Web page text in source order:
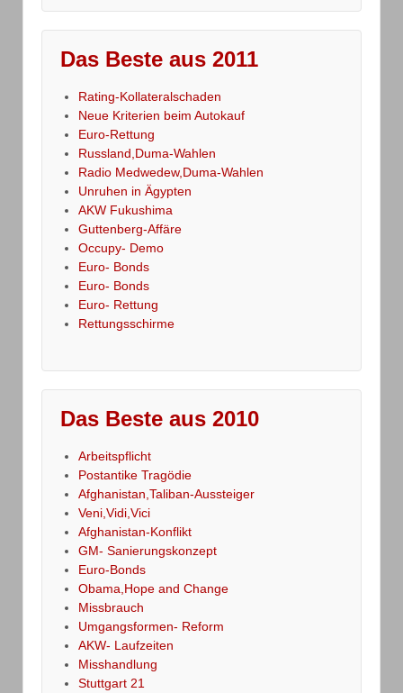
Das Beste aus 2011
Rating-Kollateralschaden
Neue Kriterien beim Autokauf
Euro-Rettung
Russland,Duma-Wahlen
Radio Medwedew,Duma-Wahlen
Unruhen in Ägypten
AKW Fukushima
Guttenberg-Affäre
Occupy- Demo
Euro- Bonds
Euro- Bonds
Euro- Rettung
Rettungsschirme
Das Beste aus 2010
Arbeitspflicht
Postantike Tragödie
Afghanistan,Taliban-Aussteiger
Veni,Vidi,Vici
Afghanistan-Konflikt
GM- Sanierungskonzept
Euro-Bonds
Obama,Hope and Change
Missbrauch
Umgangsformen- Reform
AKW- Laufzeiten
Misshandlung
Stuttgart 21